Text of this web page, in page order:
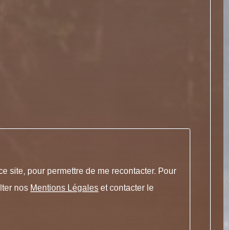
site, pour permettre de me recontacter. Pour
nos Mentions Légales et contacter le